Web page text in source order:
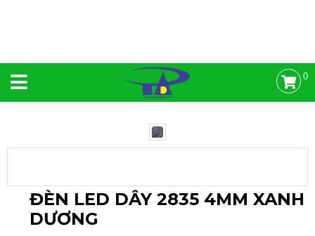
0
ĐÈN LED DÂY 2835 4MM XANH
DƯƠNG